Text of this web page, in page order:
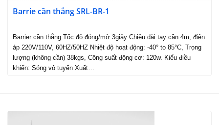
Barrie cần thẳng SRL-BR-1
Barrier cần thẳng Tốc độ đóng/mở 3giây Chiều dài tay cần 4m, điện
áp 220V/110V, 60HZ/50HZ Nhiệt độ hoạt động: -40° to 85°C, Trọng
lượng (không cần) 38kgs, Công suất động cơ: 120w. Kiểu điều
khiển: Sóng vô tuyến Xuất…